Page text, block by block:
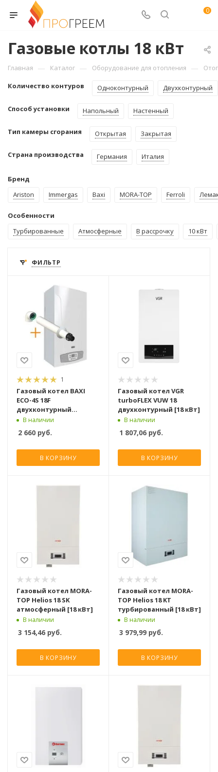
0
Газовые котлы 18 кВт
Главная — Каталог — Оборудование для отопления —
Количество контуров Одноконтурный Двухконтурный
Способ установки Напольный Настенный
Тип камеры сгорания Открытая Закрытая
Страна производства Германия Италия
Бренд
Ariston
Immergas Baxi MORA-TOP Ferroli
Особенности
Турбированные
Атмосферные В рассрочку 10 кВт
ФИЛЬТР
1
Газовый котел BAXI
ECO-4S 18F
двухконтурный
турбированный [18 кВт]
В наличии
2 660 руб.
В КОРЗИНУ
Газовый котел VGR
turboFLEX VUW 18
двухконтурный [18 кВт]
В наличии
1 807,06 руб.
В КОРЗИНУ
Газовый котел MORA-
TOP Helios 18 SK
атмосферный [18 кВт]
В наличии
3 154,46 руб.
В КОРЗИНУ
Газовый котел MORA-
TOP Helios 18 KT
турбированный [18 кВт]
В наличии
3 979,99 руб.
В КОРЗИНУ